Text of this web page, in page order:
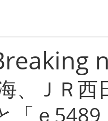
、ＪＲ
「ｅ